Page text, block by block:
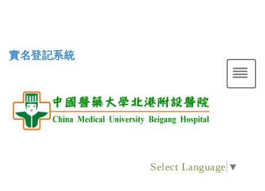
實名登記系統
Select Language ▼